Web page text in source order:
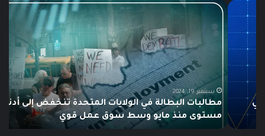
مطالبات
البطالة
في
الولايات
المتحدة
تنخفض
إلى
أدنى
مستوى
منذ
مايو
مطالبات البطالة في الولايات المتحدة تنخفض إلى أدنى
مستوى منذ مايو وسط سوق عمل قوي